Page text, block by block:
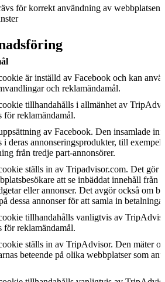
för korrekt användning av webbplatsens
är inställd av Facebook och kan
och reklamändamål.
tillhandahålls i allmänhet av
för reklamändamål.
av Facebook. Den insamlade
i deras annonseringsprodukter, till exempel
från tredje part-annonsörer.
ställs in av Tripadvisor.com. Det gör
att se inbäddat innehåll från
eller annonser. Det avgör också om
dessa annonser för att samla in
tillhandahålls vanligtvis av
för reklamändamål.
ställs in av TripAdvisor. Den mäter
beteende på olika webbplatser som